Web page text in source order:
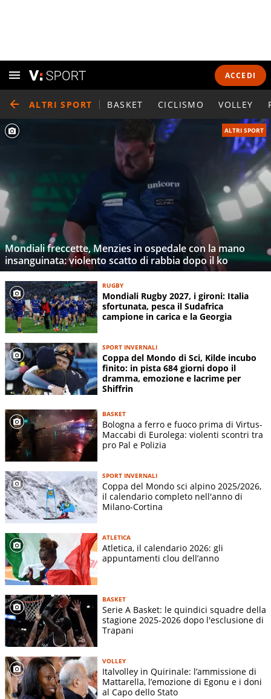
ACCEDI
ALTRI SPORT BASKET CICLISMO VOLLEY
ALTRI SPORT
Mondiali freccette, Menzies in ospedale con la mano
insanguinata: violento scatto di rabbia dopo il ko
RUGBY
Mondiali Rugby 2027, i gironi: Italia
sfortunata, pesca il Sudafrica
campione in carica e la Georgia
SPORT INVERNALI
Coppa del Mondo di Sci, Kilde incubo
finito: in pista 684 giorni dopo il
dramma, emozione e lacrime per
Shiffrin
BASKET
Bologna a ferro e fuoco prima di Virtus-
Maccabi di Eurolega: violenti scontri tra
pro Pal e Polizia
SPORT INVERNALI
Coppa del Mondo sci alpino 2025/2026,
il calendario completo nell'anno di
Milano-Cortina
ATLETICA
Atletica, il calendario 2026: gli
appuntamenti clou dell’anno
BASKET
Serie A Basket: le quindici squadre della
stagione 2025-2026 dopo l'esclusione di
Trapani
VOLLEY
Italvolley in Quirinale: l’ammissione di
Mattarella, l’emozione di Egonu e i doni
al Capo dello Stato